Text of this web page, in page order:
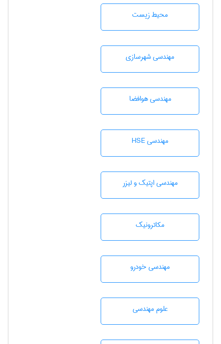
محيط زيست
مهندسی شهرسازی
مهندسی هوافضا
مهندسی HSE
مهندسی اپتیک و لیزر
مکاترونیک
مهندسی خودرو
علوم مهندسی